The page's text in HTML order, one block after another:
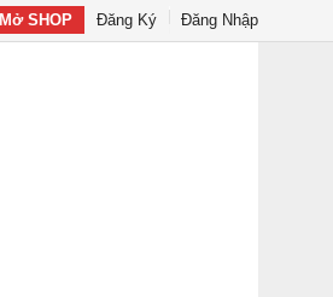
Mở SHOP Đăng Ký Đăng Nhập